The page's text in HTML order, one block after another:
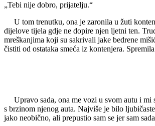
„Tebi nije dobro, prijatelju.“
U tom trenutku, ona je zaronila u žuti
dijelove tijela gdje ne dopire njen ljetni ten.
mreškanjima koji su sakrivali jake bedrene
čistiti od ostataka smeća iz kontenjera.
Upravo sada, ona me vozi u svom autu i mi
s brzinom njenog auta. Najviše je bilo
jako neobično, ali prepustio sam se jer sam